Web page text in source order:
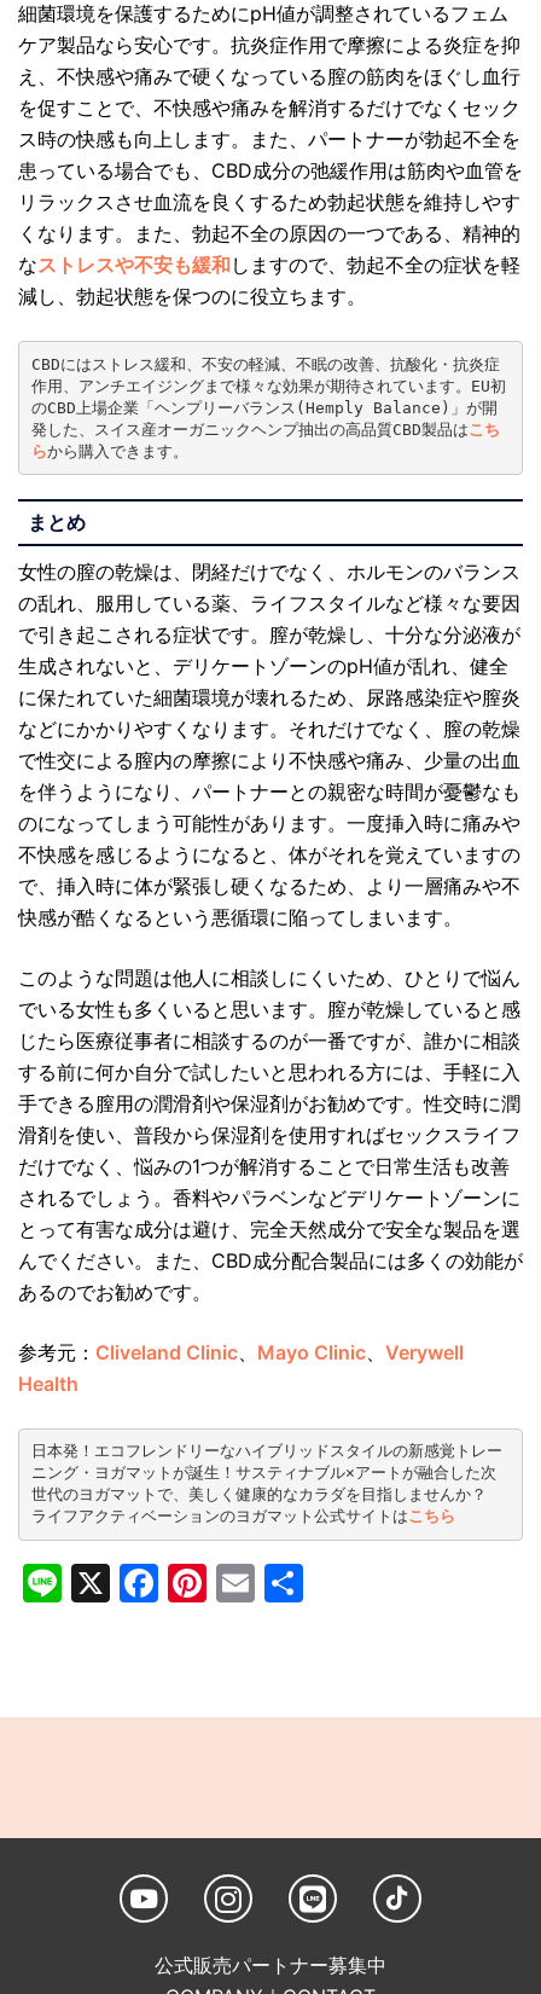
細菌環境を保護するためにpH値が調整されているフェム
ケア製品なら安心です。抗炎症作用で摩擦による炎症を抑
え、不快感や痛みで硬くなっている膣の筋肉をほぐし血行
を促すことで、不快感や痛みを解消するだけでなくセック
ス時の快感も向上します。また、パートナーが勃起不全を
患っている場合でも、CBD成分の弛緩作用は筋肉や血管を
リラックスさせ血流を良くするため勃起状態を維持しやす
くなります。また、勃起不全の原因の一つである、精神的
なストレスや不安も緩和しますので、勃起不全の症状を軽
減し、勃起状態を保つのに役立ちます。
CBDにはストレス緩和、不安の軽減、不眠の改善、抗酸化・抗炎症
作用、アンチエイジングまで様々な効果が期待されています。EU初
のCBD上場企業「ヘンプリーバランス(Hemply Balance)」が開
発した、スイス産オーガニックヘンプ抽出の高品質CBD製品はこち
らから購入できます。
まとめ
女性の膣の乾燥は、閉経だけでなく、ホルモンのバランス
の乱れ、服用している薬、ライフスタイルなど様々な要因
で引き起こされる症状です。膣が乾燥し、十分な分泌液が
生成されないと、デリケートゾーンのpH値が乱れ、健全
に保たれていた細菌環境が壊れるため、尿路感染症や膣炎
などにかかりやすくなります。それだけでなく、膣の乾燥
で性交による膣内の摩擦により不快感や痛み、少量の出血
を伴うようになり、パートナーとの親密な時間が憂鬱なも
のになってしまう可能性があります。一度挿入時に痛みや
不快感を感じるようになると、体がそれを覚えていますの
で、挿入時に体が緊張し硬くなるため、より一層痛みや不
快感が酷くなるという悪循環に陥ってしまいます。
このような問題は他人に相談しにくいため、ひとりで悩ん
でいる女性も多くいると思います。膣が乾燥していると感
じたら医療従事者に相談するのが一番ですが、誰かに相談
する前に何か自分で試したいと思われる方には、手軽に入
手できる膣用の潤滑剤や保湿剤がお勧めです。性交時に潤
滑剤を使い、普段から保湿剤を使用すればセックスライフ
だけでなく、悩みの1つが解消することで日常生活も改善
されるでしょう。香料やパラベンなどデリケートゾーンに
とって有害な成分は避け、完全天然成分で安全な製品を選
んでください。また、CBD成分配合製品には多くの効能が
あるのでお勧めです。
参考元： Cliveland Clinic Mayo Clinic
Verywell
Health
日本発！エコフレンドリーなハイブリッドスタイルの新感覚トレー
ニング・ヨガマットが誕生！サスティナブル×アートが融合した次
世代のヨガマットで、美しく健康的なカラダを目指しませんか？
ライフアクティベーションのヨガマット公式サイトはこちら
Line
X Facebook
Pinterest
Email
公式販売パートナー募集中